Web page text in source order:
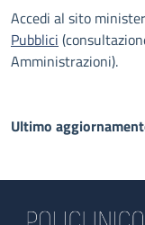
Accedi al sito
Pubblici
Amministrazioni).
Ultimo